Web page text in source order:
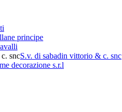
principe
S.v. di sabadin vittorio & c. snc
decorazione s.r.l